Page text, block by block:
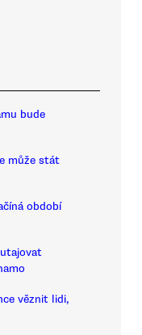
bude
může stát
období
věznit lidi,